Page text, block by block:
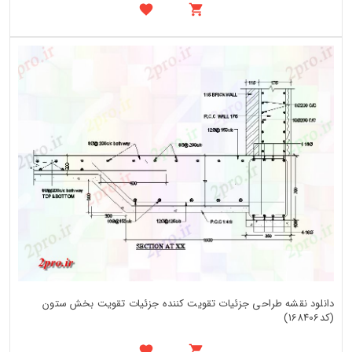
دانلود نقشه طراحی جزئیات تقویت کننده جزئیات تقویت بخش ستون
(کد168406)